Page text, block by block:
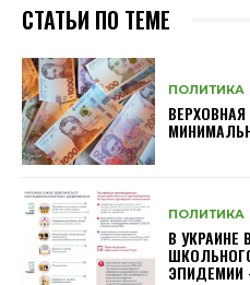
СТАТЬИ ПО ТЕМЕ
ПОЛИТИКА
ПОЛИТИКА
В УКРАИНЕ
ЭПИДЕМИИ